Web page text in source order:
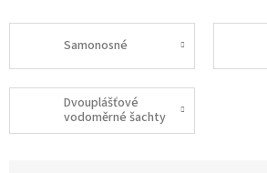
Samonosné
Dvouplášťové
vodoměrné šachty